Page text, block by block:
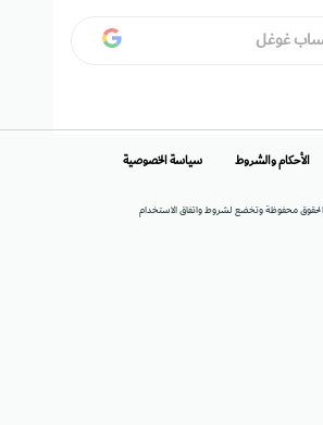
غوغل
محفوظة وتخضع لشروط واتفاق الاستخدام
الأحكام والشروط سياسة الخصوصية